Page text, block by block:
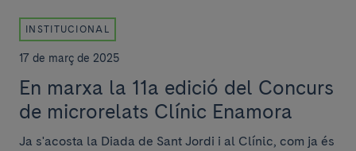
INSTITUCIONAL
17 de març de 2025
En marxa la 11a edició del Concurs
de microrelats Clínic Enamora
Ja s'acosta la Diada de Sant Jordi i al Clínic, com ja és